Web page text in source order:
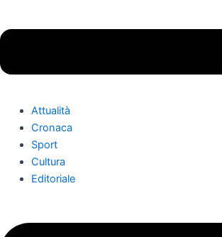
Attualità
Cronaca
Sport
Cultura
Editoriale